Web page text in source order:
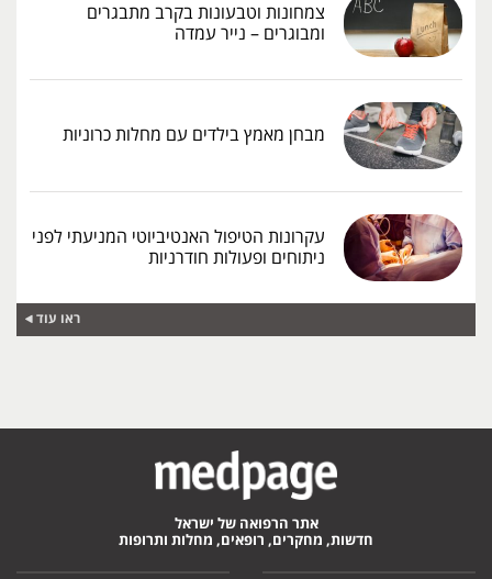
צמחונות וטבעונות בקרב מתבגרים
ומבוגרים – נייר עמדה
מבחן מאמץ בילדים עם מחלות כרוניות
עקרונות הטיפול האנטיביוטי המניעתי לפני
ניתוחים ופעולות חודרניות
ראו עוד
אתר הרפואה של ישראל
חדשות, מחקרים, רופאים, מחלות ותרופות